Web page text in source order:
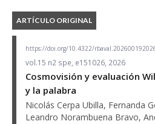
ARTÍCULO ORIGINAL
https://doi.org/10.4322/
vol.15 n2 spe, e151026, 2026
Cosmovisión y evaluación
y la palabra
Nicolás Cerpa Ubilla, Fernanda
Leandro Norambuena Bravo,